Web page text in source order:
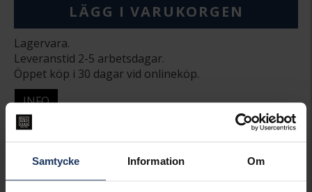
Samtycke Information Om
LÄGG I VARUKORGEN
Lagervara.
Leveranstid 2-5 arbetsdagar.
Öppet köp i 30 dagar vid onlineköp.
INFO
BREDD CA (MM)
VARUMÄRKE
Hallbergs Guld